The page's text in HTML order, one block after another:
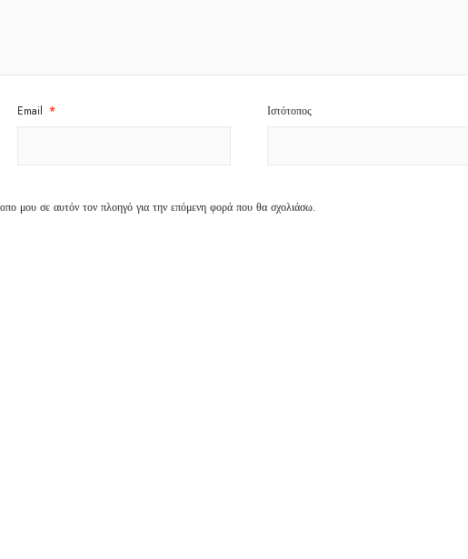
Email * Ιστότοπος
μου σε αυτόν τον πλοηγό για την επόμενη φορά που θα σχολιάσω.